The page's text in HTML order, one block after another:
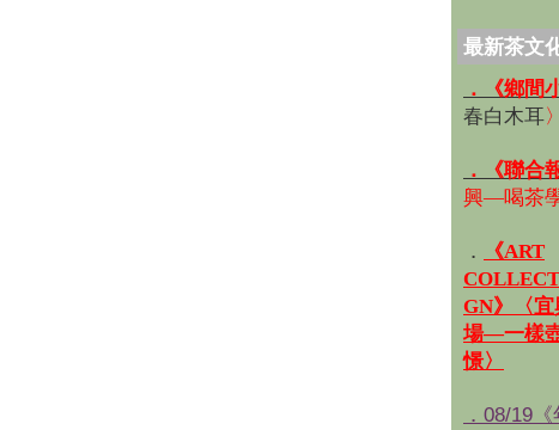
最新茶文
．《鄉間
春白木耳〉
．《聯合
興—喝茶
．
《ART
GN》〈
場—一樣
憬〉
．08/19